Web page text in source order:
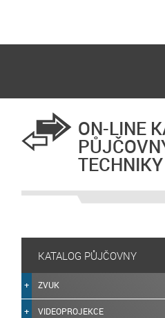
ON-LINE
TECHNIKY
KATALOG PŮJČOVNY
ZVUK
VIDEOPROJEKCE